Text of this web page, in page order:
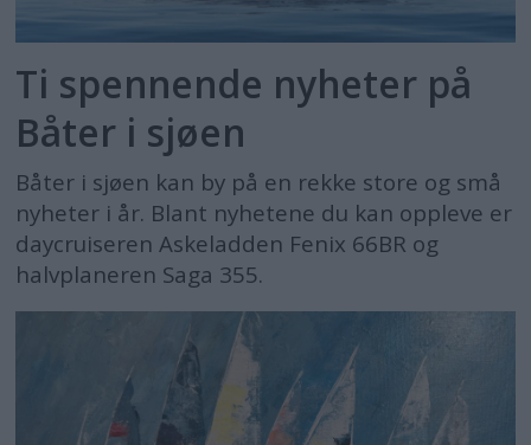
Ti spennende nyheter på
Båter i sjøen
Båter i sjøen kan by på en rekke store og små
nyheter i år. Blant nyhetene du kan oppleve er
daycruiseren Askeladden Fenix 66BR og
halvplaneren Saga 355.